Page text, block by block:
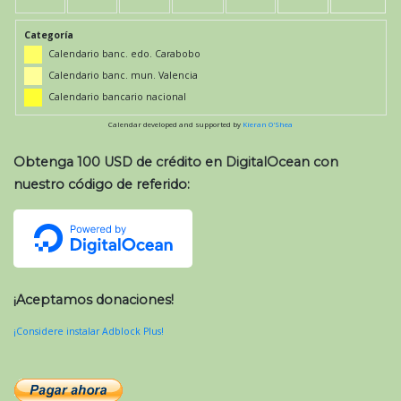
Categoría
Calendario banc. edo. Carabobo
Calendario banc. mun. Valencia
Calendario bancario nacional
Calendar developed and supported by Kieran O'Shea
Obtenga 100 USD de crédito en DigitalOcean con
nuestro código de referido:
¡Aceptamos donaciones!
¡Considere instalar Adblock Plus!